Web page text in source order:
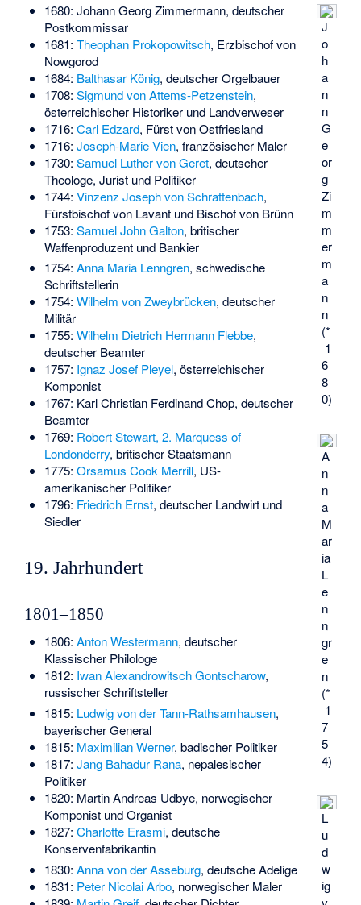
J
o
h
a
n
n
G
e
or
g
Zi
m
m
er
m
a
n
n
(*
1
6
8
0)
1680: Johann Georg Zimmermann, deutscher
Postkommissar
1681: Theophan Prokopowitsch, Erzbischof von
Nowgorod
1684: Balthasar König, deutscher Orgelbauer
1708: Sigmund von Attems-Petzenstein,
österreichischer Historiker und Landverweser
1716: Carl Edzard, Fürst von Ostfriesland
1716: Joseph-Marie Vien, französischer Maler
1730: Samuel Luther von Geret, deutscher
Theologe, Jurist und Politiker
1744: Vinzenz Joseph von Schrattenbach,
Fürstbischof von Lavant und Bischof von Brünn
1753: Samuel John Galton, britischer
Waffenproduzent und Bankier
A
n
n
a
M
ar
ia
L
e
n
n
gr
e
n
(*
1
7
5
4)
1754: Anna Maria Lenngren, schwedische
Schriftstellerin
1754: Wilhelm von Zweybrücken, deutscher
Militär
1755: Wilhelm Dietrich Hermann Flebbe,
deutscher Beamter
1757: Ignaz Josef Pleyel, österreichischer
Komponist
1767: Karl Christian Ferdinand Chop, deutscher
Beamter
1769: Robert Stewart, 2. Marquess of
Londonderry, britischer Staatsmann
1775: Orsamus Cook Merrill, US-
amerikanischer Politiker
1796: Friedrich Ernst, deutscher Landwirt und
Siedler
19. Jahrhundert
1801–1850
1806: Anton Westermann, deutscher
Klassischer Philologe
1812: Iwan Alexandrowitsch Gontscharow,
russischer Schriftsteller
L
u
d
w
ig
1815: Ludwig von der Tann-Rathsamhausen,
bayerischer General
1815: Maximilian Werner, badischer Politiker
1817: Jang Bahadur Rana, nepalesischer
Politiker
1820: Martin Andreas Udbye, norwegischer
Komponist und Organist
1827: Charlotte Erasmi, deutsche
Konservenfabrikantin
1830: Anna von der Asseburg, deutsche Adelige
1831: Peter Nicolai Arbo, norwegischer Maler